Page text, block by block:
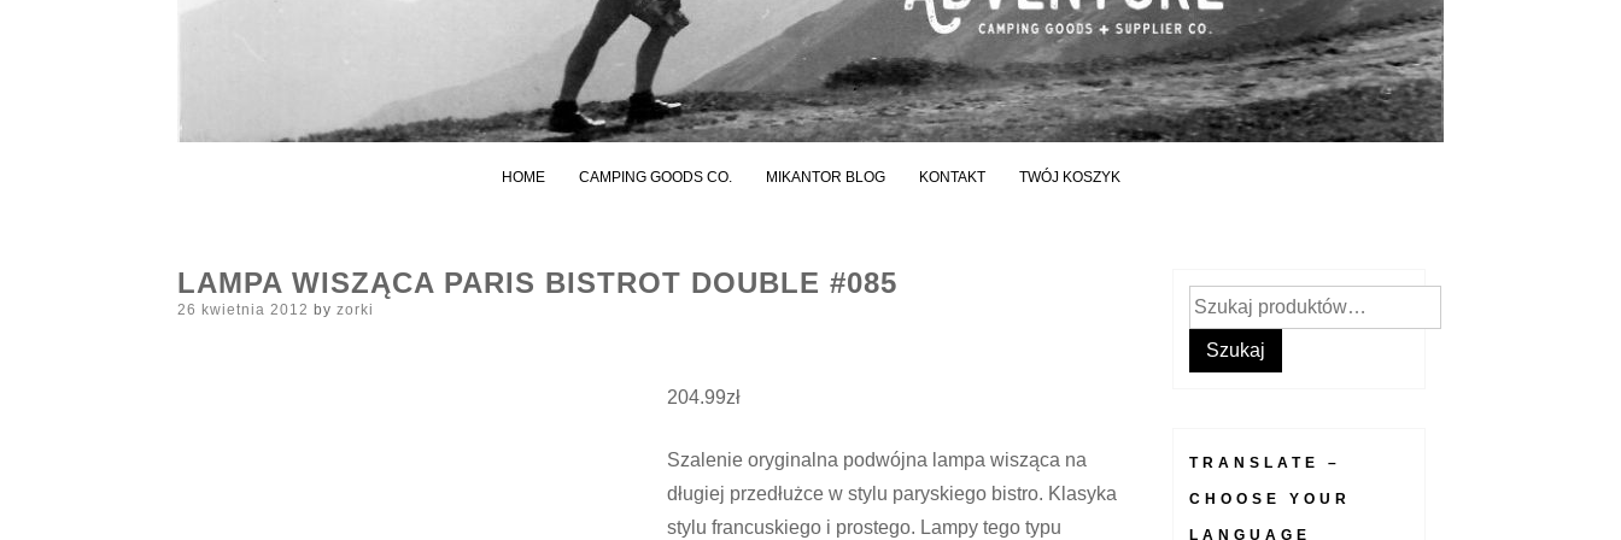
HOME CAMPING GOODS CO. MIKANTOR BLOG KONTAKT TWÓJ KOSZYK
LAMPA WISZĄCA PARIS BISTROT DOUBLE #085
Posted
26 kwietnia 2012 by zorki
204.99zł
Szalenie oryginalna podwójna lampa wisząca na
długiej przedłużce w stylu paryskiego bistro. Klasyka
stylu francuskiego i prostego. Lampy tego typu
Szukaj:
Szukaj
TRANSLATE –
CHOOSE YOUR
LANGUAGE